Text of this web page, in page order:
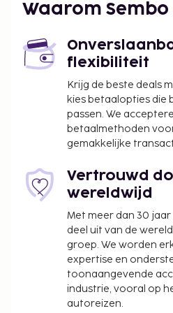
km
27,8 km
Ter plaatse heb je een
Plezier gegarandeerd
of geniet van het uitzicht
De volgende kosten dienen
worden betaald. De kosten
Schoonmaakkosten:
accommodatie, per
We hebben alle kosten
accommodatie aan ons
Ouders of wettelijke
kinderen van jonger dan
inchecken de
Waarom Sembo
flexibiliteit
Krijg de beste deals
kies betaalopties die
passen. We
betaalmethoden
gemakkelijke
Vertrouwd
wereldwijd
Met meer dan 30
deel uit van de
groep. We worden
expertise en
toonaangevende
industrie, vooral op
autoreizen.